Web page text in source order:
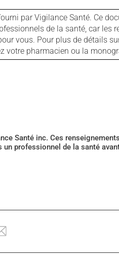
par Vigilance Santé. Ce
de la santé, car
vous. Pour plus de détails
pharmacien ou la
Santé inc. Ces
professionnel de la santé